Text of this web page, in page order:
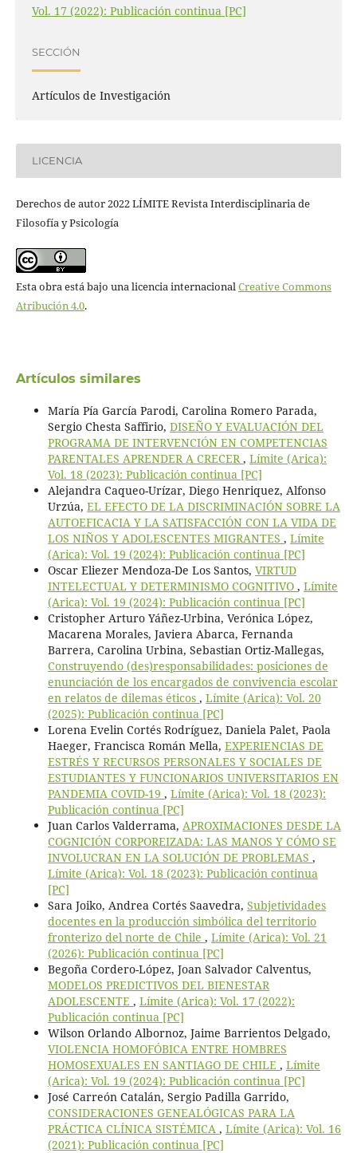
Vol. 17 (2022): Publicación continua [PC]
SECCIÓN
Artículos de Investigación
LICENCIA
Derechos de autor 2022 LÍMITE Revista Interdisciplinaria de
Filosofía y Psicología
Esta obra está bajo una licencia internacionalCreative Commons
Atribución 4.0.
Artículos similares
María Pía García Parodi, Carolina Romero Parada,
Sergio Chesta Saffirio, DISEÑO Y EVALUACIÓN DEL
PROGRAMA DE INTERVENCIÓN EN COMPETENCIAS
PARENTALES APRENDER A CRECER , Límite (Arica):
Vol. 18 (2023): Publicación continua [PC]
Alejandra Caqueo-Urízar, Diego Henriquez, Alfonso
Urzúa, EL EFECTO DE LA DISCRIMINACIÓN SOBRE LA
AUTOEFICACIA Y LA SATISFACCIÓN CON LA VIDA DE
LOS NIÑOS Y ADOLESCENTES MIGRANTES , Límite
(Arica): Vol. 19 (2024): Publicación continua [PC]
Oscar Eliezer Mendoza-De Los Santos, VIRTUD
INTELECTUAL Y DETERMINISMO COGNITIVO , Límite
(Arica): Vol. 19 (2024): Publicación continua [PC]
Cristopher Arturo Yáñez-Urbina, Verónica López,
Macarena Morales, Javiera Abarca, Fernanda
Barrera, Carolina Urbina, Sebastian Ortiz-Mallegas,
Construyendo (des)responsabilidades: posiciones de
enunciación de los encargados de convivencia escolar
en relatos de dilemas éticos , Límite (Arica): Vol. 20
(2025): Publicación continua [PC]
Lorena Evelin Cortés Rodríguez, Daniela Palet, Paola
Haeger, Francisca Román Mella, EXPERIENCIAS DE
ESTRÉS Y RECURSOS PERSONALES Y SOCIALES DE
ESTUDIANTES Y FUNCIONARIOS UNIVERSITARIOS EN
PANDEMIA COVID-19 , Límite (Arica): Vol. 18 (2023):
Publicación continua [PC]
Juan Carlos Valderrama, APROXIMACIONES DESDE LA
COGNICIÓN CORPOREIZADA: LAS MANOS Y CÓMO SE
INVOLUCRAN EN LA SOLUCIÓN DE PROBLEMAS ,
Límite (Arica): Vol. 18 (2023): Publicación continua
[PC]
Sara Joiko, Andrea Cortés Saavedra, Subjetividades
docentes en la producción simbólica del territorio
fronterizo del norte de Chile , Límite (Arica): Vol. 21
(2026): Publicación continua [PC]
Begoña Cordero-López, Joan Salvador Calventus,
MODELOS PREDICTIVOS DEL BIENESTAR
ADOLESCENTE , Límite (Arica): Vol. 17 (2022):
Publicación continua [PC]
Wilson Orlando Albornoz, Jaime Barrientos Delgado,
VIOLENCIA HOMOFÓBICA ENTRE HOMBRES
HOMOSEXUALES EN SANTIAGO DE CHILE , Límite
(Arica): Vol. 19 (2024): Publicación continua [PC]
José Carreón Catalán, Sergio Padilla Garrido,
CONSIDERACIONES GENEALÓGICAS PARA LA
PRÁCTICA CLÍNICA SISTÉMICA , Límite (Arica): Vol. 16
(2021): Publicación continua [PC]